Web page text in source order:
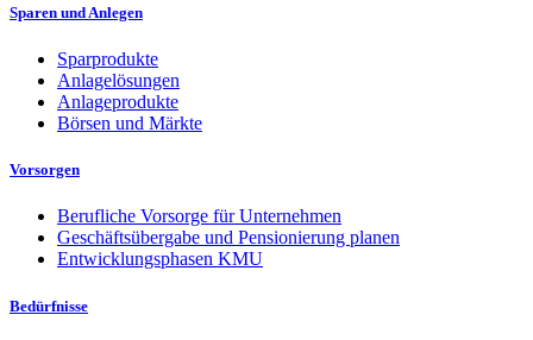
Sparen und Anlegen
Sparprodukte
Anlagelösungen
Anlageprodukte
Börsen und Märkte
Vorsorgen
Berufliche Vorsorge für Unternehmen
Geschäftsübergabe und Pensionierung planen
Entwicklungsphasen KMU
Bedürfnisse